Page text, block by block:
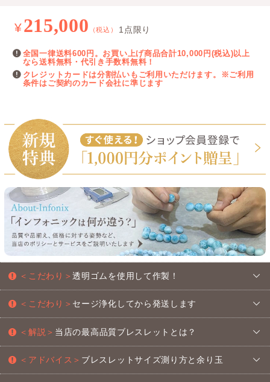
¥215,000 （税込） 1点限り
全国一律送料600円。お買い上げ商品合計10,000円(税込)以上
なら送料無料・代引き手数料無料！
クレジットカードは分割払いもご利用いただけます。※ご利用
条件はご契約のカード会社に準じます
＜こだわり＞透明ゴムを使用して作製！
＜こだわり＞ セージ浄化してから発送します
＜解説＞ 当店の最高品質ブレスレットとは？
＜アドバイス＞ ブレスレットサイズ測り方と余り玉